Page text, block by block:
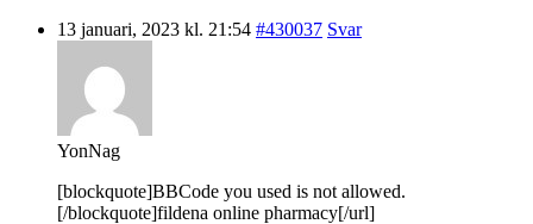
13 januari, 2023 kl. 21:54 #430037 Svar
YonNag
[blockquote]BBCode you used is not allowed.
[/blockquote]fildena online pharmacy[/url]